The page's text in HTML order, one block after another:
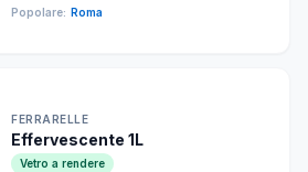
Popolare: Roma
FERRARELLE
Effervescente 1L
Vetro a rendere